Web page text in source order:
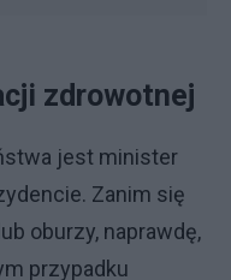
zdrowotnej
jest minister
Zanim się
oburzy, naprawdę,
przypadku